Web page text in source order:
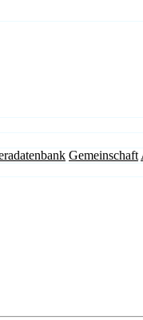
Gemeinschaft